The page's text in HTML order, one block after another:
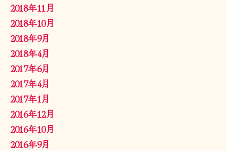
2018年11月
2018年10月
2018年9月
2018年4月
2017年6月
2017年4月
2017年1月
2016年12月
2016年10月
2016年9月